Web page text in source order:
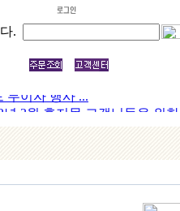
.
년 6월 후지몰 고객님들을 위한
무이자 행사 ...
년 4월 후지몰 고객님들을 위한
무이자 행사 ...
년 3월 후지몰 고객님들을 위한
무이자 행사 ...
무이자 행사 ...